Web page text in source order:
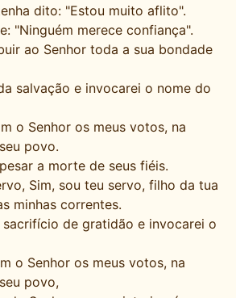
dito: "Estou muito aflito".
"Ninguém merece confiança".
ao Senhor toda a sua bondade
salvação e invocarei o nome do
o Senhor os meus votos, na
povo.
a morte de seus fiéis.
Sim, sou teu servo, filho da tua
minhas correntes.
de gratidão e invocarei o
o Senhor os meus votos, na
povo,